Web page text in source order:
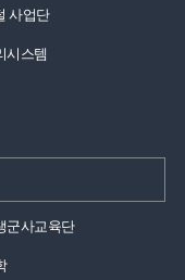
사업단
시스템
군사교육단